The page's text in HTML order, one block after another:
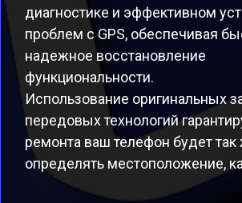
диагностике и эффективном
проблем с GPS, обеспечивая
надежное восстановление
функциональности.
Использование оригинальных
передовых технологий
ремонта ваш телефон будет так
определять местоположение,